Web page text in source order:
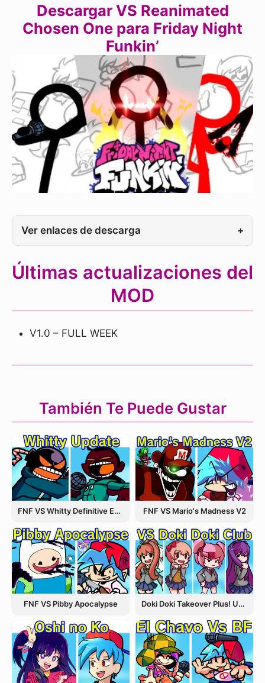
Descargar VS Reanimated
Chosen One para Friday Night
Funkin’
Ver enlaces de descarga +
Últimas actualizaciones del
MOD
V1.0 – FULL WEEK
También Te Puede Gustar
FNF VS Whitty Definitive Edition FNF VS Mario's Madness V2
FNF VS Pibby Apocalypse Doki Doki Takeover Plus! Update 3.5